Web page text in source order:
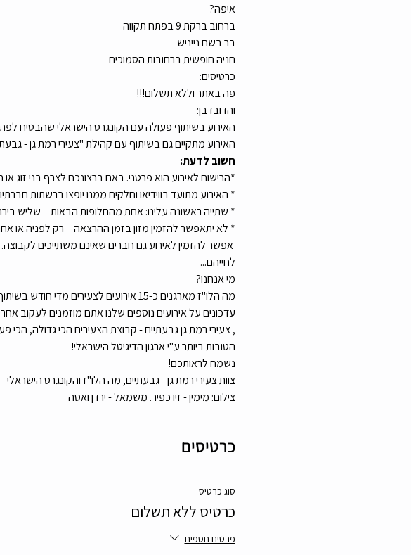
איפה?
ברחוב ברקת 9 בפתח תקווה
בר בשם נייניש
חניה חופשית ברחובות הסמוכים
כרטיסים:
פה באתר וללא תשלום!!!
והדובדבן:
האירוע בשיתוף פעולה עם הקונגרס הישראלי שהבטיח
האירוע מתקיים גם בשיתוף עם קהילת "צעירי רמת גן -
חשוב לדעת:
*הרישום לאירוע הוא פרטני. באם ברצונכם לצרף בני זוג
* האירוע מתועד בווידיאו וחלקים ממנו יופצו ברשתות
* שתייה ראשונה עלינו: אחת מהחלופות הבאות – שליש
* לא יתאפשר להזמין מזון בזמן ההרצאה – רק לפניה או
לחייהם...
מי אנחנו?
עדכונים על אירועים נוספים שלנו אתם מוזמנים לעקוב
הטובות ביותר ע"י ארגון הדיגיטל הישראלי!
נשמח לראותכם!
צוות צעירי רמת גן - גבעתיים, מה הלו"ז והקונגרס הישראלי
צילום: מימין - זיו כפיר. משמאל - ירדן ואסה
כרטיסים
סוג כרטיס
כרטיס ללא תשלום
פרטים נוספים